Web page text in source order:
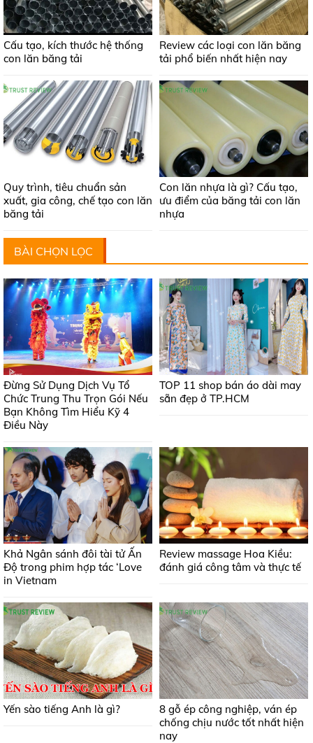
Cấu tạo, kích thước hệ thống
con lăn băng tải
Review các loại con lăn băng
tải phổ biến nhất hiện nay
Quy trình, tiêu chuẩn sản
xuất, gia công, chế tạo con lăn
băng tải
Con lăn nhựa là gì? Cấu tạo,
ưu điểm của băng tải con lăn
nhựa
BÀI CHỌN LỌC
Đừng Sử Dụng Dịch Vụ Tổ
Chức Trung Thu Trọn Gói Nếu
Bạn Không Tìm Hiểu Kỹ 4
Điều Này
TOP 11 shop bán áo dài may
sẵn đẹp ở TP.HCM
Khả Ngân sánh đôi tài tử Ấn
Độ trong phim hợp tác ‘Love
in Vietnam
Review massage Hoa Kiều:
đánh giá công tâm và thực tế
Yến sào tiếng Anh là gì?
8 gỗ ép công nghiệp, ván ép
chống chịu nước tốt nhất hiện
nay